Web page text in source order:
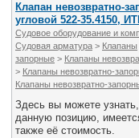
Клапан невозвратно-
угловой 522-35.4150,
Судовое оборудование и
Судовая арматура > Клапаны
запорные > Клапаны
> Клапаны невозвратно-
Клапаны невозвратно-
Здесь вы можете
данную позицию,
также её стоимость.